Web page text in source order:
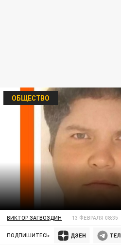
ОБЩЕСТВО
ВИКТОР ЗАГВОЗДИН 13 ФЕВРАЛЯ 08:35
ПОДПИШИТЕСЬ: